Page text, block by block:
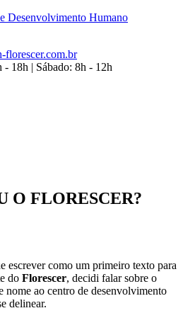
Desenvolvimento Humano
florescer.com.br
- 18h | Sábado: 8h - 12h
O FLORESCER?
escrever como um primeiro texto para
do Florescer, decidi falar sobre o
nome ao centro de desenvolvimento
delinear.